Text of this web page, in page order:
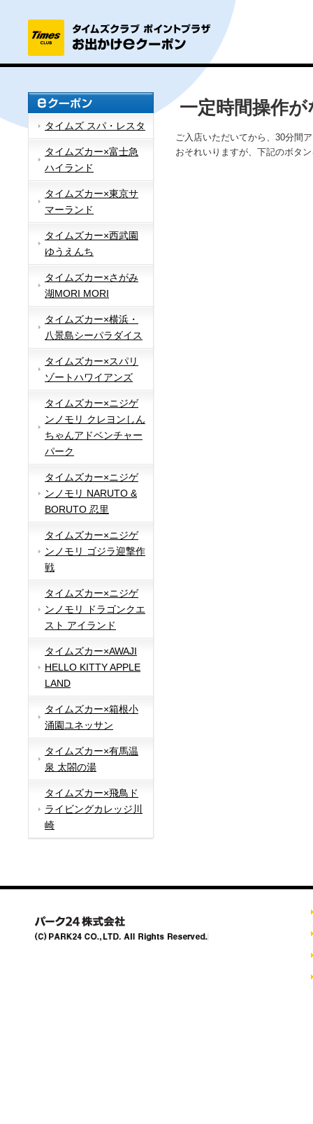
タイムズ スパ・レスタ
タイムズカー×富士急
ハイランド
タイムズカー×東京サ
マーランド
タイムズカー×西武園
ゆうえんち
タイムズカー×さがみ
湖MORI MORI
タイムズカー×横浜・
八景島シーパラダイス
タイムズカー×スパリ
ゾートハワイアンズ
タイムズカー×ニジゲ
ンノモリ クレヨンしん
ちゃんアドベンチャー
パーク
タイムズカー×ニジゲ
ンノモリ NARUTO &
BORUTO 忍里
タイムズカー×ニジゲ
ンノモリ ゴジラ迎撃作
戦
タイムズカー×ニジゲ
ンノモリ ドラゴンクエ
スト アイランド
タイムズカー×AWAJI
HELLO KITTY APPLE
LAND
タイムズカー×箱根小
涌園ユネッサン
タイムズカー×有馬温
泉 太閤の湯
タイムズカー×飛鳥ド
ライビングカレッジ川
崎
一定時間操作
ご入店いただいてから、30分間
おそれいりますが、下記のボタ